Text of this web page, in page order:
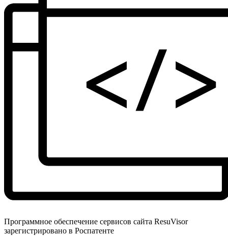
Программное обеспечение сервисов сайта ResuVisor
зарегистрировано в Роспатенте